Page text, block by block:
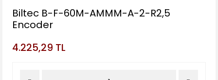
Biltec B-F-60M-AMMM-A-2-R2,5
Encoder
4.225,29 TL